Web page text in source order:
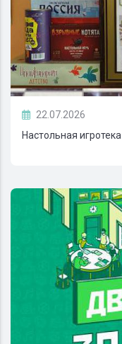
22.07.2026
Настольная игротека